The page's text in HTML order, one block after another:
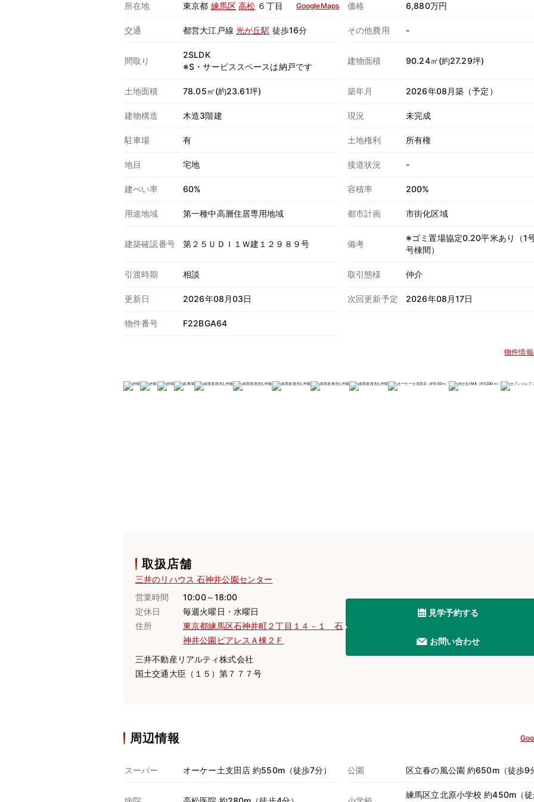
所在地 東京都 練馬区 高松 ６丁目 GoogleMaps 価格 6,880万円
交通 都営大江戸線 光が丘駅 徒歩16分 その他費用 -
間取り
2SLDK
※S・サービススペースは納戸です
建物面積 90.24㎡(約27.29坪)
土地面積 78.05㎡(約23.61坪) 築年月 2026年08月築（予定）
建物構造 木造3階建 現況 未完成
駐車場 有 土地権利 所有権
地目 宅地 接道状況 -
建ぺい率 60% 容積率 200%
用途地域 第一種中高層住居専用地域 都市計画 市街化区域
建築確認番号 第２５ＵＤＩ１Ｗ建１２９８９号 備考
※ゴミ置場協定0.20平米あり（1
号棟間）
引渡時期 相談 取引態様 仲介
更新日 2026年08月03日 次回更新予定 2026年08月17日
物件番号 F22BGA64
物件情
取扱店舗
三井のリハウス 石神井公園センター
営業時間
10:00～18:00
定休日
毎週火曜日・水曜日
住所
東京都練馬区石神井町２丁目１４－１ 石
神井公園ピアレスＡ棟２Ｆ
三井不動産リアルティ株式会社
国土交通大臣（１５）第７７７号
見学予約する
お問い合わせ
周辺情報
スーパー オーケー土支田店 約550m（徒歩7分） 公園 区立春の風公園 約650m（徒歩9
練馬区立北原小学校 約450m（